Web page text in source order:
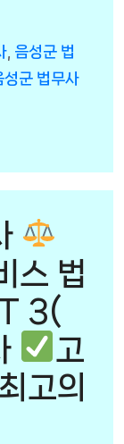
음성군 법
성군 법무사
스 법
3(
고
최고의